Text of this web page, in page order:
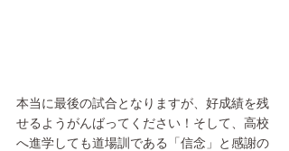
本当に最後の試合となりますが、好成績を残
せるようがんばってください！そして、高校
へ進学しても道場訓である「信念」と感謝の